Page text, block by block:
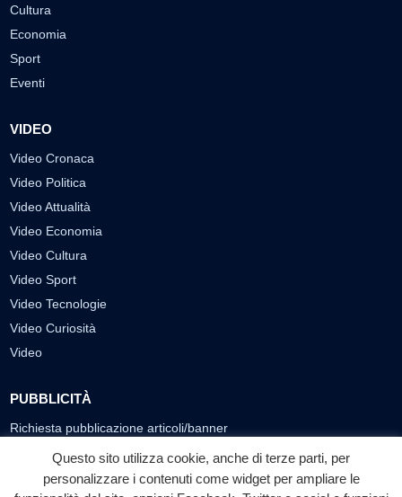
Cultura
Economia
Sport
Eventi
VIDEO
Video Cronaca
Video Politica
Video Attualità
Video Economia
Video Cultura
Video Sport
Video Tecnologie
Video Curiosità
Video
PUBBLICITÀ
Richiesta pubblicazione articoli/banner
SEGUICI SUI SOCIAL
Questo sito utilizza cookie, anche di terze parti, per
personalizzare i contenuti come widget per ampliare le